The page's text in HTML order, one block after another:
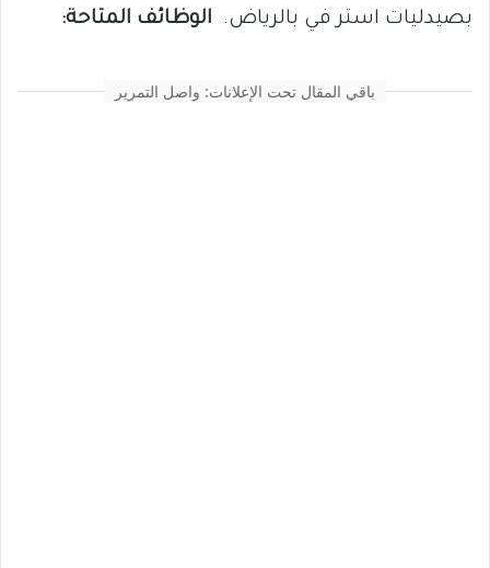
بصيدليات استر في بالرياض. الوظائف المتاحة:
باقي المقال تحت الإعلانات: واصل التمرير